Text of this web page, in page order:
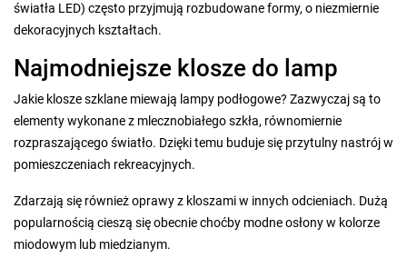
światła LED) często przyjmują rozbudowane formy, o niezmiernie
dekoracyjnych kształtach.
Najmodniejsze klosze do lamp
Jakie klosze szklane miewają lampy podłogowe? Zazwyczaj są to
elementy wykonane z mlecznobiałego szkła, równomiernie
rozpraszającego światło. Dzięki temu buduje się przytulny nastrój w
pomieszczeniach rekreacyjnych.
Zdarzają się również oprawy z kloszami w innych odcieniach. Dużą
popularnością cieszą się obecnie choćby modne osłony w kolorze
miodowym lub miedzianym.